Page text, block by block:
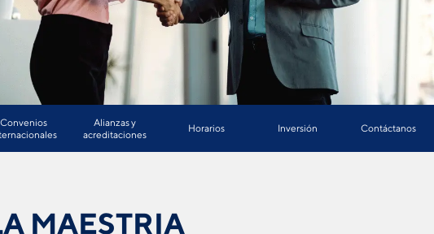
Convenios
Alianzas y
acreditaciones
Horarios Inversión Contáctanos
MAESTRIA